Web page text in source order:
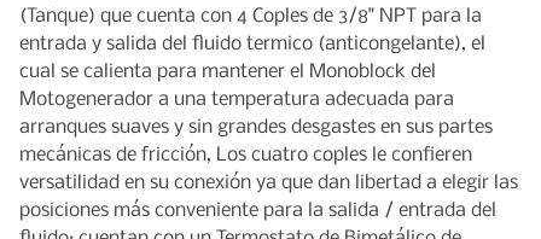
(Tanque) que cuenta con 4 Coples de 3/8" NPT para la
entrada y salida del fluido termico (anticongelante), el
cual se calienta para mantener el Monoblock del
Motogenerador a una temperatura adecuada para
arranques suaves y sin grandes desgastes en sus partes
mecánicas de fricción, Los cuatro coples le confieren
versatilidad en su conexión ya que dan libertad a elegir las
posiciones más conveniente para la salida / entrada del